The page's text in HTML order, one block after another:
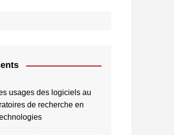
usages des logiciels au
de recherche en